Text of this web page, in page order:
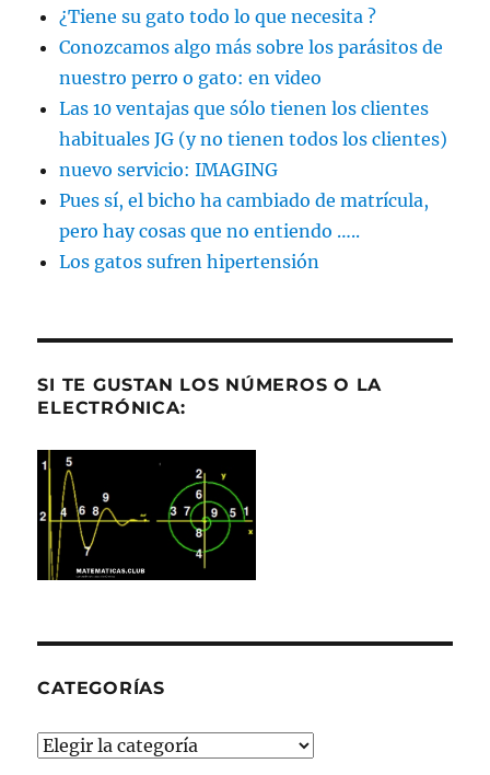
¿Tiene su gato todo lo que necesita ?
Conozcamos algo más sobre los parásitos de
nuestro perro o gato: en video
Las 10 ventajas que sólo tienen los clientes
habituales JG (y no tienen todos los clientes)
nuevo servicio: IMAGING
Pues sí, el bicho ha cambiado de matrícula,
pero hay cosas que no entiendo …..
Los gatos sufren hipertensión
SI TE GUSTAN LOS NÚMEROS O LA
ELECTRÓNICA:
CATEGORÍAS
Categorías